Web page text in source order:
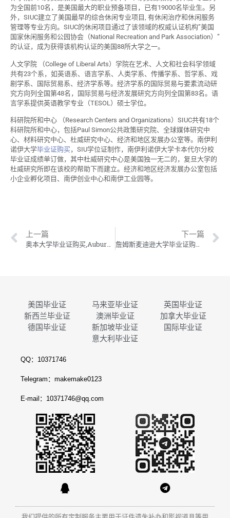
为全国前10名，是美国最大的职业预备项目，已有19000名毕业生。另
外，SIUC建立了美国最早的综合休闲专业项目, 有休闲治疗和休闲服务
管理等专业方向。SIUC的休闲项目通过了该领域的权威认证机构”美国
国家休闲服务和公园协会（National Recreation and Park Association）”
的认证，成为获得该机构认证的美国88所大学之一。
人文学院 （College of Liberal Arts）学院在艺术、人文和社会科学领域
共有23个系，如英语系、语言学系、人类学系、传播学系、哲学系、戏
剧学系、国际贸易系、经济学系等。经济学系的国际贸易与要素流动研
究方向列全国第48名，国际贸易与经济发展研究方向列全国第83名。语
言学系提供英语教学专业（TESOL）硕士学位。
科研院所和中心 （Research Centers and Organizations）SIUC共有18个
科研院所和中心，包括Paul Simon公共政策研究院、全球媒体研究中
心、材料研究中心、杜威研究中心、经济和地区发展办公室等。南伊利
诺伊大学毕业证购买，SIU学位证制作，南伊利诺伊大学卡本代尔分校
毕业证成绩单订做，其中杜威研究中心是美国独一无二的，复旦大学的
杜威研究所即在该校的帮助下而建立。经济和地区经济发展办公室包括
小企业孵化项目、南伊创业中心和南伊工业园等。
上一篇 下一篇
美国毕业证 马来亚毕业证
英国毕业证
新西兰毕业证
澳洲毕业证
加拿大毕业证
德国毕业证
新加坡毕业证
国际毕业证
意大利毕业证
QQ：10371746
Telegram：makemake0123
E-mail：10371746@qq.com